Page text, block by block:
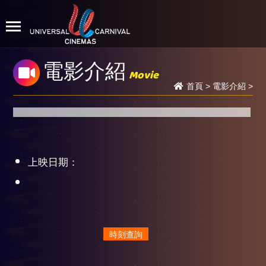
電影介紹 Movie
首頁> 電影介紹 >
上映日期：
時刻查詢